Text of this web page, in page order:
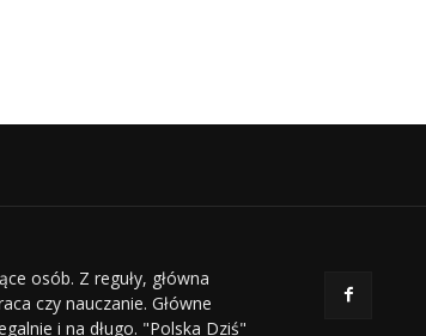
osób. Z reguły, główna
czy nauczanie. Główne
i na długo. "Polska Dziś"